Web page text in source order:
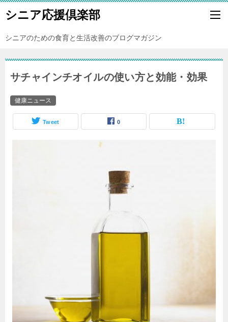
シニア応援倶楽部
シニアのための食育と生活改善のブログマガジン
サチャインチオイルの使い方と効能・効果
健康ニュース
Tweet 0